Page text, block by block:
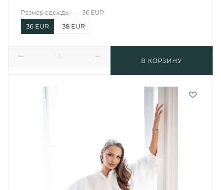
В КОРЗИНУ
Размер одежды — 36 EUR
36 EUR 38 EUR